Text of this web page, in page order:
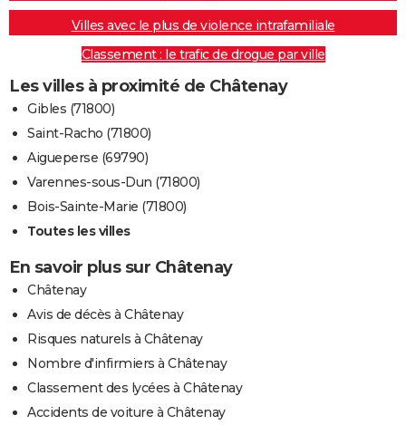
Villes avec le plus de violence intrafamiliale
Classement : le trafic de drogue par ville
Les villes à proximité de Châtenay
Gibles (71800)
Saint-Racho (71800)
Aigueperse (69790)
Varennes-sous-Dun (71800)
Bois-Sainte-Marie (71800)
Toutes les villes
En savoir plus sur Châtenay
Châtenay
Avis de décès à Châtenay
Risques naturels à Châtenay
Nombre d'infirmiers à Châtenay
Classement des lycées à Châtenay
Accidents de voiture à Châtenay